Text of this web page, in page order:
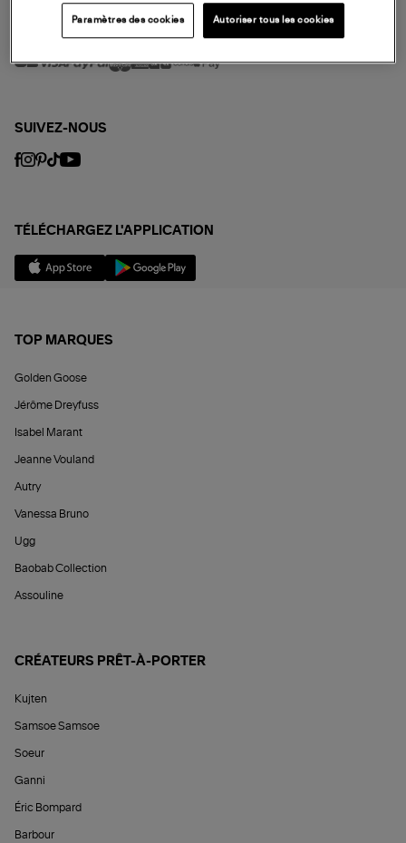
MODE DE PAIEMENT
SUIVEZ-NOUS
TÉLÉCHARGEZ L'APPLICATION
TOP MARQUES
Golden Goose
Jérôme Dreyfuss
Isabel Marant
Jeanne Vouland
Autry
Vanessa Bruno
Ugg
Baobab Collection
Assouline
CRÉATEURS PRÊT-À-PORTER
Kujten
Samsoe Samsoe
Soeur
Ganni
Éric Bompard
Barbour
Paramètres des cookies Autoriser tous les cookies